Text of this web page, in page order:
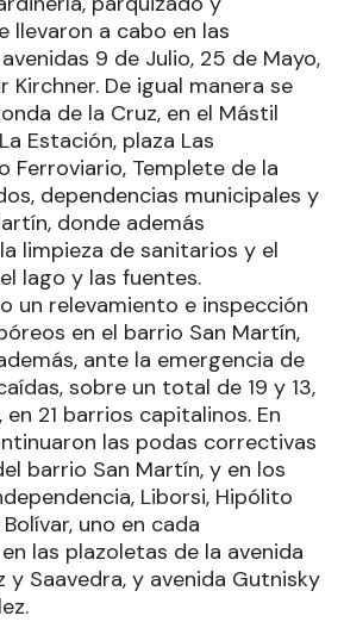
llevaron a cabo en las
9 de Julio, 25 de Mayo,
Kirchner. De igual manera se
de la Cruz, en el Mástil
Estación, plaza Las
Ferroviario, Templete de la
dependencias municipales y
donde además
limpieza de sanitarios y el
lago y las fuentes.
un relevamiento e inspección
en el barrio San Martín,
ante la emergencia de
sobre un total de 19 y 13,
21 barrios capitalinos. En
las podas correctivas
barrio San Martín, y en los
Liborsi, Hipólito
uno en cada
las plazoletas de la avenida
y Saavedra, y avenida Gutnisky